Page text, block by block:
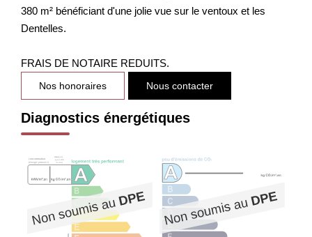
380 m² bénéficiant d'une jolie vue sur le ventoux et les
Dentelles.
FRAIS DE NOTAIRE REDUITS.
Nos honoraires Nous contacter
Diagnostics énergétiques